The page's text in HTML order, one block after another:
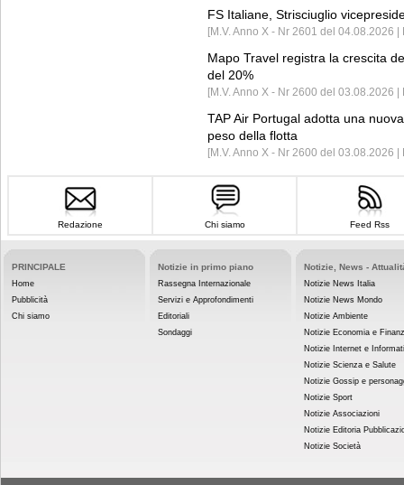
FS Italiane, Strisciuglio
[M.V. Anno X - Nr 2601 del 04.08.2026 |
Mapo Travel registra la crescita
del 20%
[M.V. Anno X - Nr 2600 del 03.08.2026 |
TAP Air Portugal adotta una
peso della flotta
[M.V. Anno X - Nr 2600 del 03.08.2026
Redazione Chi siamo Feed Rss
PRINCIPALE
Home
Pubblicità
Chi siamo
Notizie in primo piano
Rassegna Internazionale
Servizi e Approfondimenti
Editoriali
Sondaggi
Notizie, News -
Notizie News Italia
Notizie News Mondo
Notizie Ambiente
Notizie Economia e
Notizie Internet e
Notizie Scienza e Salute
Notizie Gossip e
Notizie Sport
Notizie Associazioni
Notizie Editoria
Notizie Società